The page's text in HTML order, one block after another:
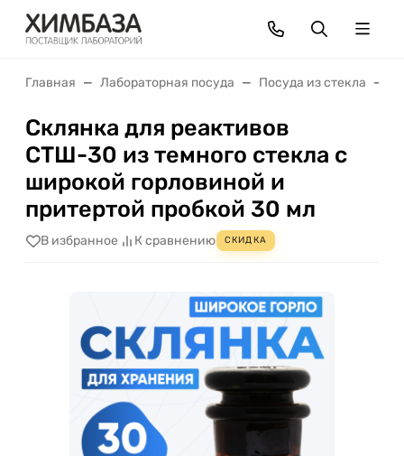
Главная Лабораторная посуда Посуда из стекла
Склянка для реактивов
СТШ-30 из темного стекла с
широкой горловиной и
притертой пробкой 30 мл
В избранное К сравнению СКИДКА